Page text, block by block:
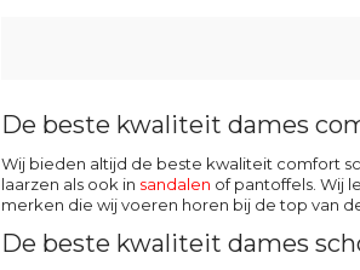
De beste kwaliteit dames
Wij bieden altijd de beste kwaliteit comfort
laarzen als ook in sandalen of pantoffels. Wij
merken die wij voeren horen bij de top van
De beste kwaliteit dames